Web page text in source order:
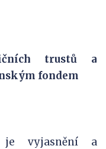
trustů a
fondem
je vyjasnění a